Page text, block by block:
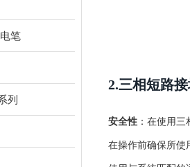
笔
列
2.三相短路
安全性 ：在使用
在操作前确保所使